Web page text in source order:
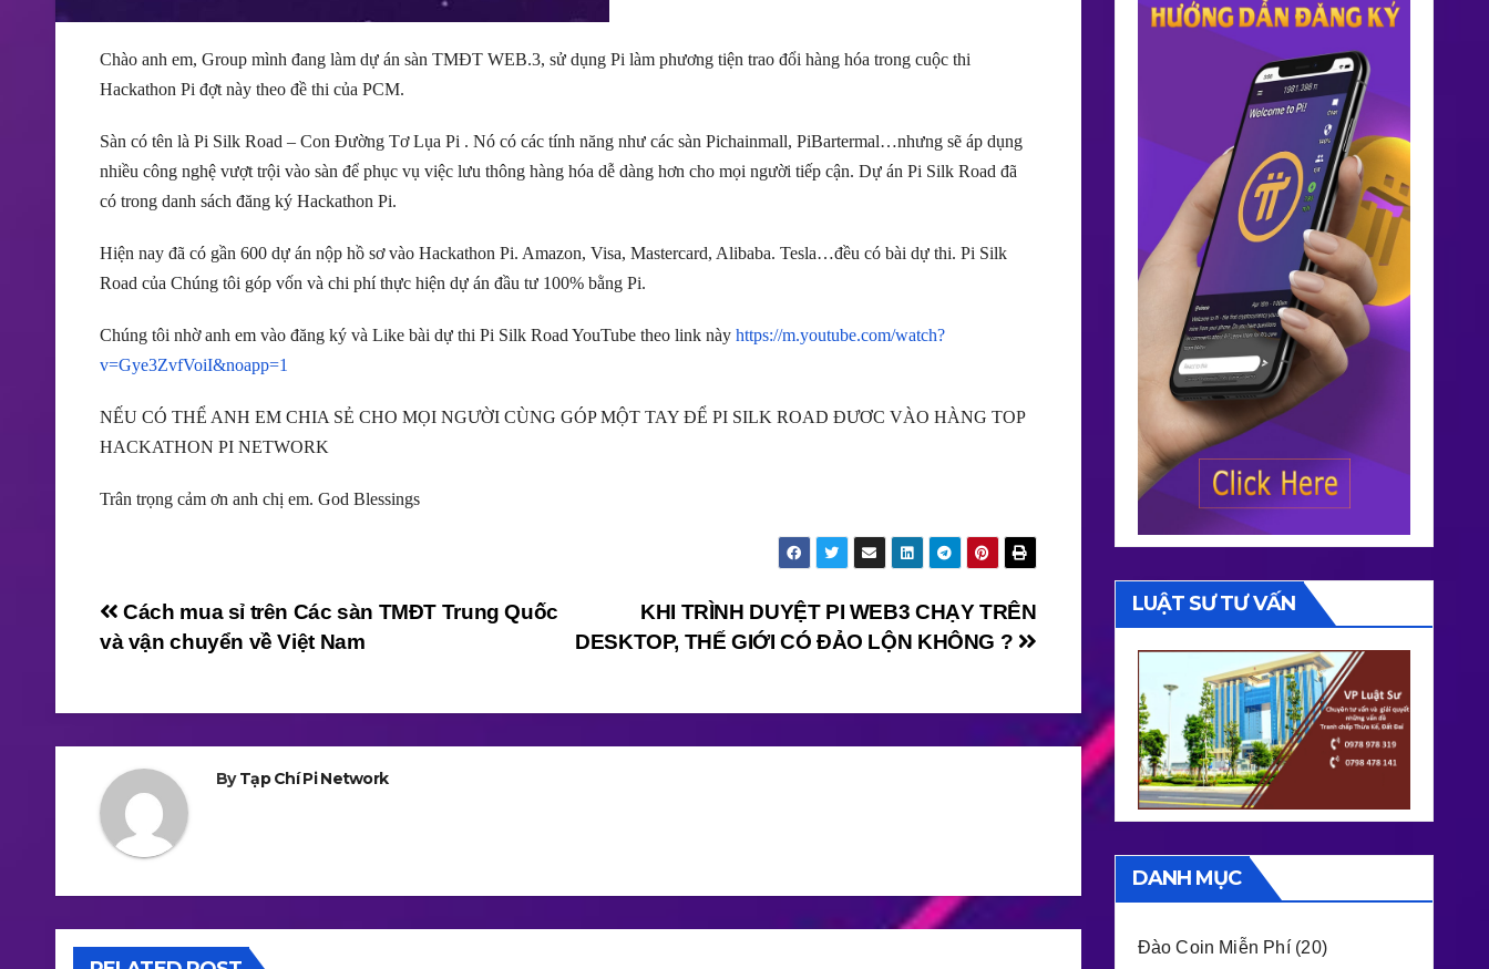
Chào anh em, Group mình đang làm dự án sàn TMĐT WEB.3, sử dụng Pi làm phương tiện trao đổi hàng hóa trong cuộc thi
Hackathon Pi đợt này theo đề thi của PCM.
Sàn có tên là Pi Silk Road – Con Đường Tơ Lụa Pi . Nó có các tính năng như các sàn Pichainmall, PiBartermal…nhưng sẽ áp dụng
nhiều công nghệ vượt trội vào sàn để phục vụ việc lưu thông hàng hóa dễ dàng hơn cho mọi người tiếp cận. Dự án Pi Silk Road đã
có trong danh sách đăng ký Hackathon Pi.
Hiện nay đã có gần 600 dự án nộp hồ sơ vào Hackathon Pi. Amazon, Visa, Mastercard, Alibaba. Tesla…đều có bài dự thi. Pi Silk
Road của Chúng tôi góp vốn và chi phí thực hiện dự án đầu tư 100% bằng Pi.
Chúng tôi nhờ anh em vào đăng ký và Like bài dự thi Pi Silk Road YouTube theo link này https://m.youtube.com/watch?
v=Gye3ZvfVoiI&noapp=1
NẾU CÓ THỂ ANH EM CHIA SẺ CHO MỌI NGƯỜI CÙNG GÓP MỘT TAY ĐỂ PI SILK ROAD ĐƯƠC VÀO HÀNG TOP
HACKATHON PI NETWORK
Trân trọng cảm ơn anh chị em. God Blessings
Điều
hướng
bài
viết
KHI TRÌNH DUYỆT PI WEB3 CHẠY TRÊN
DESKTOP, THẾ GIỚI CÓ ĐẢO LỘN KHÔNG ?
Cách mua sỉ trên Các sàn TMĐT Trung Quốc
và vận chuyển về Việt Nam
ByTạp Chí Pi Network
LUẬT SƯ TƯ VẤN
DANH MỤC
Đào Coin Miễn Phí(20)